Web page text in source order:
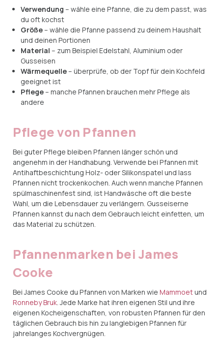
Verwendung – wähle eine Pfanne, die zu dem passt, was
du oft kochst
Größe– wähle die Pfanne passend zu deinem Haushalt
und deinen Portionen
Material – zum Beispiel Edelstahl, Aluminium oder
Gusseisen
Wärmequelle– überprüfe, ob der Topf für dein Kochfeld
geeignet ist
Pflege– manche Pfannen brauchen mehr Pflege als
andere
Pflege von Pfannen
Bei guter Pflege bleiben Pfannen länger schön und
angenehm in der Handhabung. Verwende bei Pfannen mit
Antihaftbeschichtung Holz- oder Silikonspatel und lass
Pfannen nicht trockenkochen. Auch wenn manche Pfannen
spülmaschinenfest sind, ist Handwäsche oft die beste
Wahl, um die Lebensdauer zu verlängern. Gusseiserne
Pfannen kannst du nach dem Gebrauch leicht einfetten, um
das Material zu schützen.
Pfannenmarken bei James
Cooke
Bei James Cooke du Pfannen von Marken wie Mammoetund
Ronneby Bruk. Jede Marke hat ihren eigenen Stil und ihre
eigenen Kocheigenschaften, von robusten Pfannen für den
täglichen Gebrauch bis hin zu langlebigen Pfannen für
jahrelanges Kochvergnügen.